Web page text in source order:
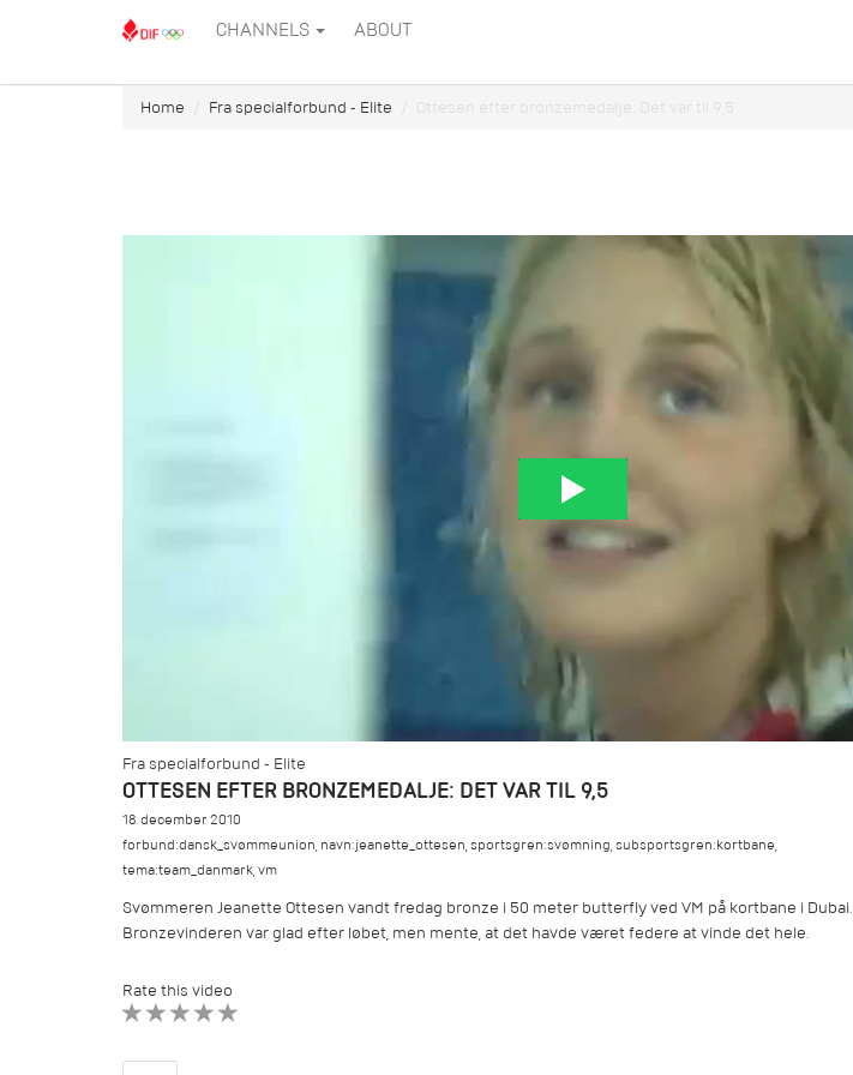
CHANNELS ABOUT
Home Fra specialforbund - Elite Ottesen efter bronzemedalje: Det var til 9,5
Fra specialforbund - Elite
OTTESEN EFTER BRONZEMEDALJE: DET VAR TIL 9,5
18. december 2010
forbund:dansk_svømmeunion,navn:jeanette_ottesen,sportsgren:svømning,subsportsgren:kortbane,
tema:team_danmark,vm
Svømmeren Jeanette Ottesen vandt fredag bronze i 50 meter butterfly ved VM på kortbane i Dubai.
Bronzevinderen var glad efter løbet, men mente, at det havde været federe at vinde det hele.
Rate this video